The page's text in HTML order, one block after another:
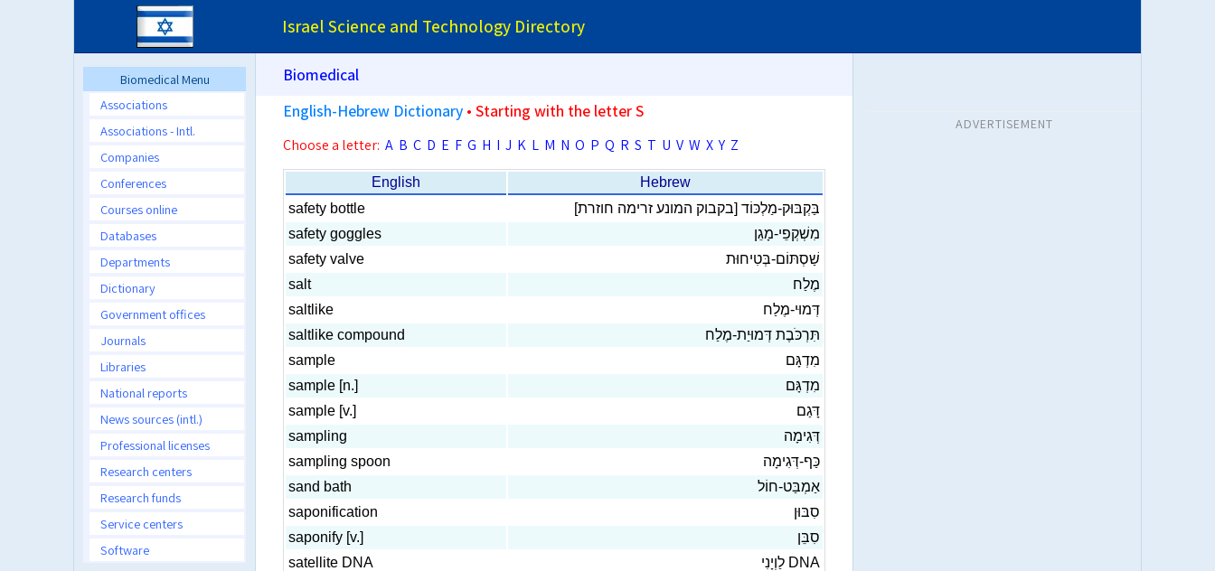
Israel Science and Technology Directory
Biomedical Menu
Associations
Associations - Intl.
Companies
Conferences
Courses online
Databases
Departments
Dictionary
Government offices
Journals
Libraries
National reports
News sources (intl.)
Professional licenses
Research centers
Research funds
Service centers
Software
Biomedical
English-Hebrew Dictionary • Starting with the letter S
Choose a letter: A B C D E F G H I J K L M N O P Q R S T U V W X Y Z
English
Hebrew
safety bottle
בַּקְבּוּק-מַלְכּוֹד [בקבוק המונע זרימה חוזרת]
safety goggles
מִשְׁקְפֵי-מָגֵן
safety valve
שַׁסְתּוֹם-בְּטִיחוּת
salt
מֶלַח
saltlike
דְּמוּי-מֶלַח
saltlike compound
תִּרְכֹּבֶת דְּמוּיַת-מֶלַח
sample
מִדְגָּם
sample [n.]
מִדְגָּם
sample [v.]
דָּגַם
sampling
דְּגִימָה
sampling spoon
כַּף-דְּגִימָה
sand bath
אַמְבַּט-חוֹל
saponification
סִבּוּן
saponify [v.]
סִבֵּן
satellite DNA
DNA לַוְיָנִי
ADVERTISEMENT